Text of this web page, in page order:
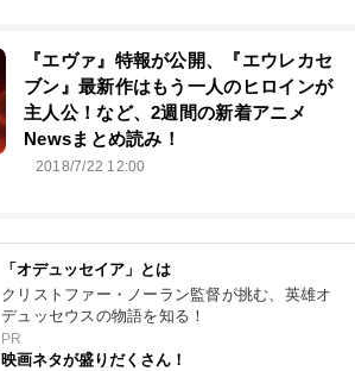
『エヴァ』特報が公開、『エウレカセ
ブン』最新作はもう一人のヒロインが
主人公！など、2週間の新着アニメ
Newsまとめ読み！
2018/7/22 12:00
「オデュッセイア」とは
クリストファー・ノーラン監督が挑む、英雄オ
デュッセウスの物語を知る！
PR
映画ネタが盛りだくさん！